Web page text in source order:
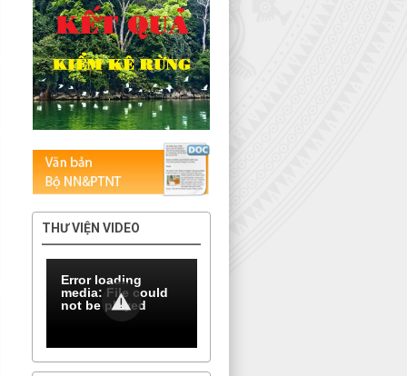
THƯ VIỆN VIDEO
Error loading
media: File could
not be played